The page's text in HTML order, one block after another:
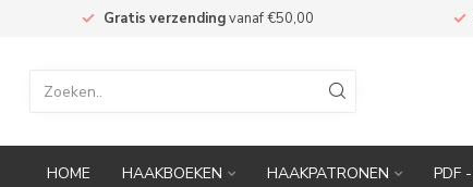
Gratis verzendingvanaf €50,00
HOME HAAKBOEKEN HAAKPATRONEN PDF